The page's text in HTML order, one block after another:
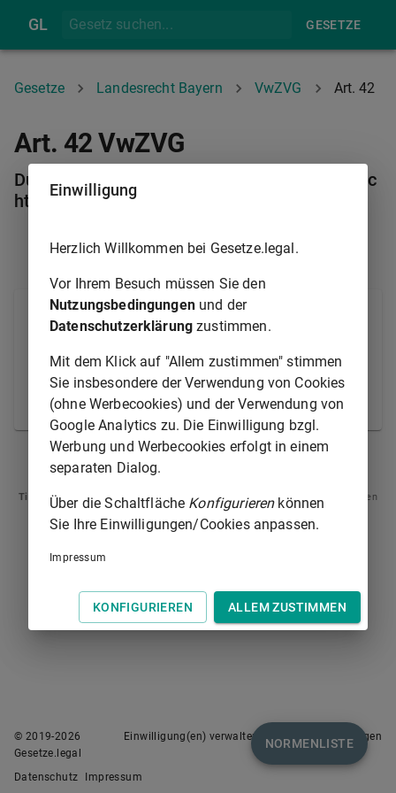
GL GESETZE
Gesetze Landesrecht Bayern VwZVG Art. 42
Art. 42 VwZVG
Durchführungsvorschriften, Verordnungsermäc
htigung
Die zur Durchführung dieses Gesetzes erforderlichen
Zuständigkeit des Staatsministeriums der Finanzen
und für Heimat in kostenrechtlichen Angelegenheiten
bleibt unberührt.
ART. 41A
Tipp
: Swipen Sie auf dem Bildschirm links oder rechts zur Navigation zwischen
Normen.
NORMENLISTE
© 2019-2026
Gesetze.legal
Einwilligung(en) verwalten Nutzungsbedingungen
Datenschutz Impressum
Einwilligung
Herzlich Willkommen bei Gesetze.legal.
Vor Ihrem Besuch müssen Sie den
Nutzungsbedingungenund der
Datenschutzerklärung zustimmen.
Mit dem Klick auf "Allem zustimmen" stimmen
Sie insbesondere der Verwendung von Cookies
(ohne Werbecookies) und der Verwendung von
Google Analytics zu. Die Einwilligung bzgl.
Werbung und Werbecookies erfolgt in einem
separaten Dialog.
Über die Schaltfläche Konfigurierenkönnen
Sie Ihre Einwilligungen/Cookies anpassen.
Impressum
KONFIGURIEREN ALLEM ZUSTIMMEN